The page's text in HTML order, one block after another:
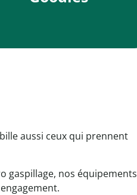
aussi ceux qui prennent
gaspillage, nos équipements